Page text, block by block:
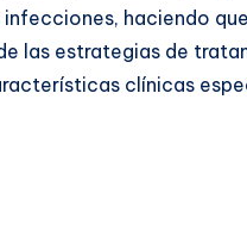
haciendo
las estrategias de
clínicas